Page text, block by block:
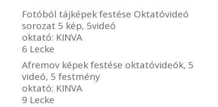
Fotóból tájképek festése Oktatóvideó
sorozat 5 kép, 5videó
oktató: KINVA
6 Lecke
Afremov képek festése oktatóvideók, 5
videó, 5 festmény
oktató: KINVA
9 Lecke